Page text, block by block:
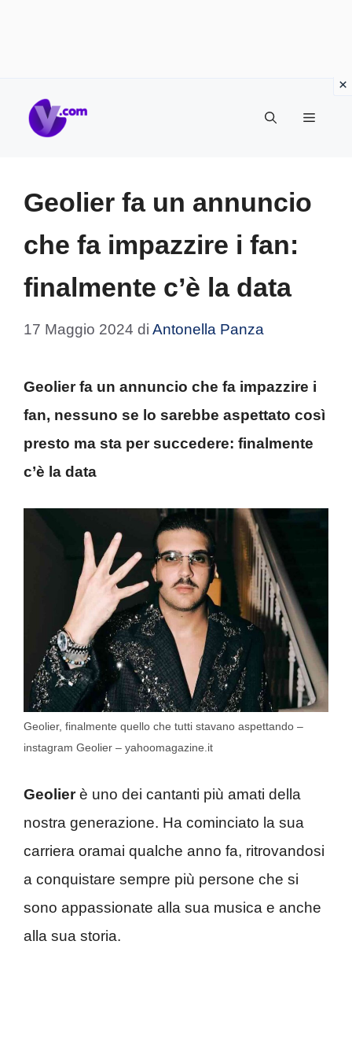
Menu
Geolier fa un annuncio
che fa impazzire i fan:
finalmente c’è la data
17 Maggio 2024 di Antonella Panza
Geolier fa un annuncio che fa impazzire i
fan, nessuno se lo sarebbe aspettato così
presto ma sta per succedere: finalmente
c’è la data
Geolier, finalmente quello che tutti stavano aspettando –
instagram Geolier – yahoomagazine.it
Geolierè uno dei cantanti più amati della
nostra generazione. Ha cominciato la sua
carriera oramai qualche anno fa, ritrovandosi
a conquistare sempre più persone che si
sono appassionate alla sua musica e anche
alla sua storia.